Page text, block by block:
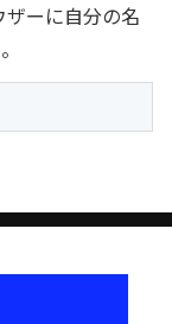
ーに自分の名